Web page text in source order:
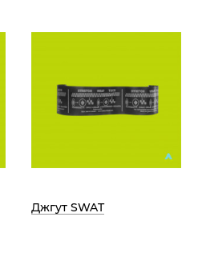
Джгут SWAT